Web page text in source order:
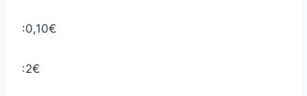
:0,10€
:2€